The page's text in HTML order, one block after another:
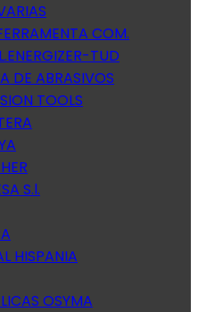
COM.
TUD
DE ABRASIVOS
TOOLS
S.l.
HISPANIA
OSYMA